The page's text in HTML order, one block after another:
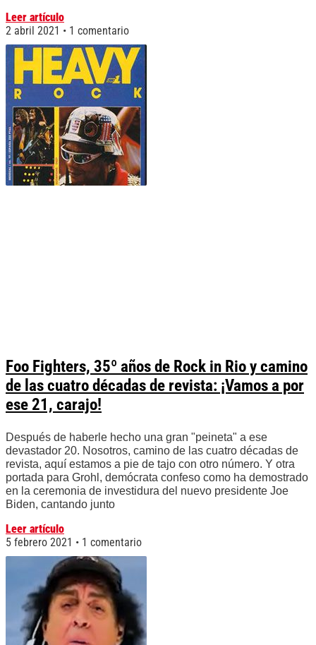
Leer artículo
2 abril 2021
1 comentario
Foo Fighters, 35º años de Rock in Rio y camino
de las cuatro décadas de revista: ¡Vamos a por
ese 21, carajo!
Después de haberle hecho una gran "peineta" a ese
devastador 20. Nosotros, camino de las cuatro décadas de
revista, aquí estamos a pie de tajo con otro número. Y otra
portada para Grohl, demócrata confeso como ha demostrado
en la ceremonia de investidura del nuevo presidente Joe
Biden, cantando junto
Leer artículo
5 febrero 2021
1 comentario